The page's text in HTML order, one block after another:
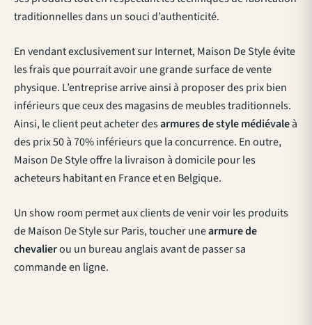
traditionnelles dans un souci d’authenticité.
En vendant exclusivement sur Internet, Maison De Style évite
les frais que pourrait avoir une grande surface de vente
physique. L’entreprise arrive ainsi à proposer des prix bien
inférieurs que ceux des magasins de meubles traditionnels.
Ainsi, le client peut acheter desarmures de style médiévaleà
des prix 50 à 70% inférieurs que la concurrence. En outre,
Maison De Style offre la livraison à domicile pour les
acheteurs habitant en France et en Belgique.
Un show room permet aux clients de venir voir les produits
de Maison De Style sur Paris, toucher unearmure de
chevalierou un bureau anglais avant de passer sa
commande en ligne.